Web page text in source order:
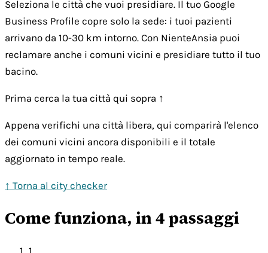
Seleziona le città che vuoi presidiare. Il tuo Google
Business Profile copre solo la sede: i tuoi pazienti
arrivano da 10-30 km intorno. Con NienteAnsia puoi
reclamare anche i comuni vicini e presidiare tutto il tuo
bacino.
Prima cerca la tua città qui sopra ↑
Appena verifichi una città libera, qui comparirà l'elenco
dei comuni vicini ancora disponibili e il totale
aggiornato in tempo reale.
↑ Torna al city checker
Come funziona, in 4 passaggi
1